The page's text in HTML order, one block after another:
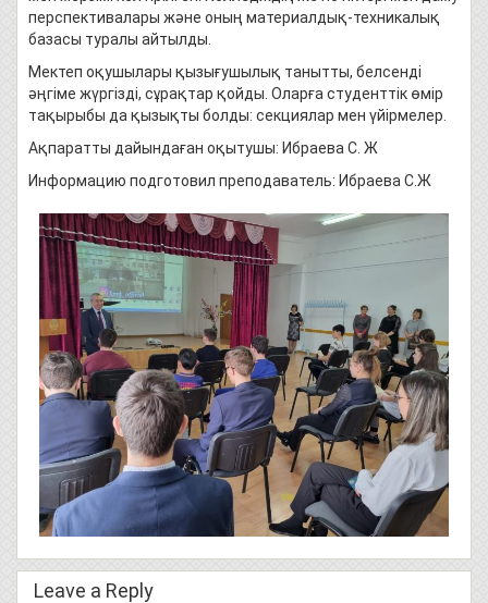
перспективалары және оның материалдық-техникалық
базасы туралы айтылды.
Мектеп оқушылары қызығушылық танытты, белсенді
әңгіме жүргізді, сұрақтар қойды. Оларға студенттік өмір
тақырыбы да қызықты болды: секциялар мен үйірмелер.
Ақпаратты дайындаған оқытушы: Ибраева С. Ж
Информацию подготовил преподаватель: Ибраева С.Ж
Leave a Reply